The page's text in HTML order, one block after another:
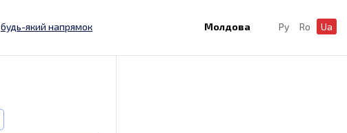
будь-який напрямок Молдова Ру Ro Ua